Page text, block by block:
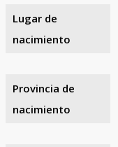
Lugar de
nacimiento
Provincia de
nacimiento